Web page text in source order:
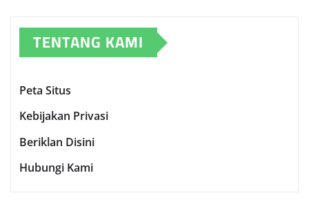
TENTANG KAMI
Peta Situs
Kebijakan Privasi
Beriklan Disini
Hubungi Kami